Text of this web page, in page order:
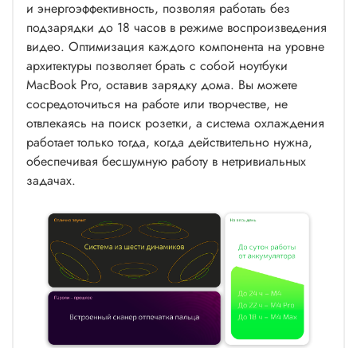
и энергоэффективность, позволяя работать без
подзарядки до 18 часов в режиме воспроизведения
видео. Оптимизация каждого компонента на уровне
архитектуры позволяет брать с собой ноутбуки
MacBook Pro, оставив зарядку дома. Вы можете
сосредоточиться на работе или творчестве, не
отвлекаясь на поиск розетки, а система охлаждения
работает только тогда, когда действительно нужна,
обеспечивая бесшумную работу в нетривиальных
задачах.